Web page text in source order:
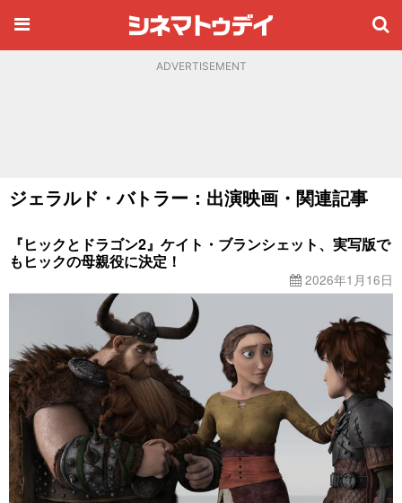
ADVERTISEMENT
ジェラルド・バトラー：出演映画・関連記事
『ヒックとドラゴン2』ケイト・ブランシェット、実写版で
もヒックの母親役に決定！
2026年1月16日